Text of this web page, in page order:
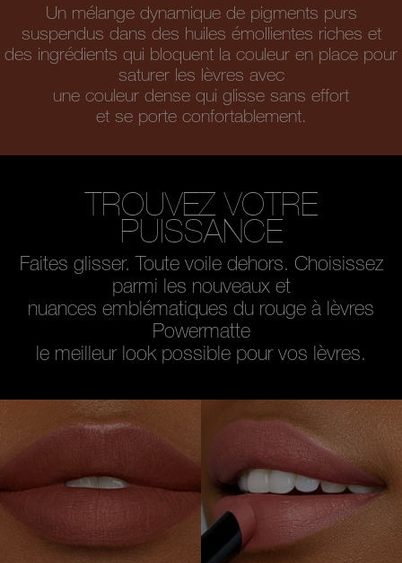
Un mélange dynamique de pigments purs
suspendus dans des huiles émollientes riches et
des ingrédients qui bloquent la couleur en place pour
saturerles lèvres avec
une couleur dense qui glisse sans effort
et se porte confortablement.
TROUVEZ VOTRE
PUISSANCE
Faites glisser. Toute voile dehors. Choisissez
parmi les nouveaux et
nuances emblématiques du rouge à lèvres
Powermatte
le meilleur look possible pour vos lèvres.